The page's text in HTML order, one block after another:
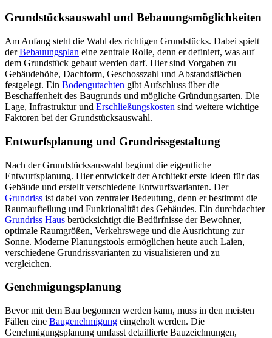
Grundstücksauswahl und Bebauungsmöglichkeiten
Am Anfang steht die Wahl des richtigen Grundstücks. Dabei spielt
derBebauungsplan eine zentrale Rolle, denn er definiert, was auf
dem Grundstück gebaut werden darf. Hier sind Vorgaben zu
Gebäudehöhe, Dachform, Geschosszahl und Abstandsflächen
festgelegt. Ein Bodengutachten gibt Aufschluss über die
Beschaffenheit des Baugrunds und mögliche Gründungsarten. Die
Lage, Infrastruktur und Erschließungskosten sind weitere wichtige
Faktoren bei der Grundstücksauswahl.
Entwurfsplanung und Grundrissgestaltung
Nach der Grundstücksauswahl beginnt die eigentliche
Entwurfsplanung. Hier entwickelt der Architekt erste Ideen für das
Gebäude und erstellt verschiedene Entwurfsvarianten. Der
Grundriss ist dabei von zentraler Bedeutung, denn er bestimmt die
Raumaufteilung und Funktionalität des Gebäudes. Ein durchdachter
Grundriss Haus berücksichtigt die Bedürfnisse der Bewohner,
optimale Raumgrößen, Verkehrswege und die Ausrichtung zur
Sonne. Moderne Planungstools ermöglichen heute auch Laien,
verschiedene Grundrissvarianten zu visualisieren und zu
vergleichen.
Genehmigungsplanung
Bevor mit dem Bau begonnen werden kann, muss in den meisten
Fällen eine Baugenehmigung eingeholt werden. Die
Genehmigungsplanung umfasst detaillierte Bauzeichnungen,